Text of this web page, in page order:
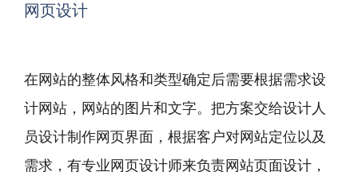
网页设计
在网站的整体风格和类型确定后需要根据需求设
计网站，网站的图片和文字。把方案交给设计人
员设计制作网页界面，根据客户对网站定位以及
需求，有专业网页设计师来负责网站页面设计，